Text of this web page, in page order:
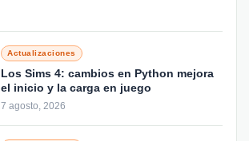
Actualizaciones
Los Sims 4: cambios en Python mejora
el inicio y la carga en juego
7 agosto, 2026